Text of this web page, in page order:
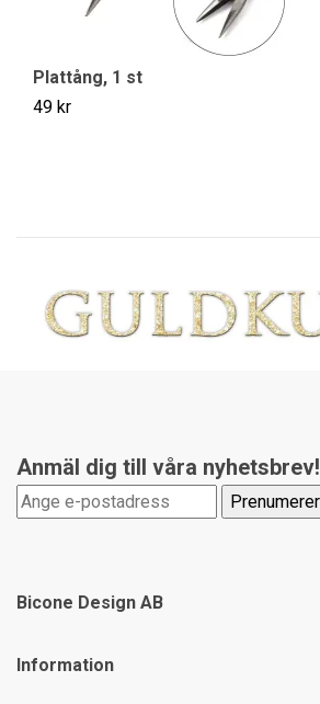
Plattång, 1 st
49 kr
Anmäl dig till våra nyhetsbrev!
Bicone Design AB
Information